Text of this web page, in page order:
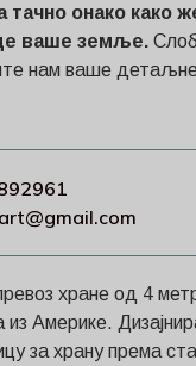
тачно онако како
ваше земље.
нам ваше
хране од 4
из Америке.
за храну према